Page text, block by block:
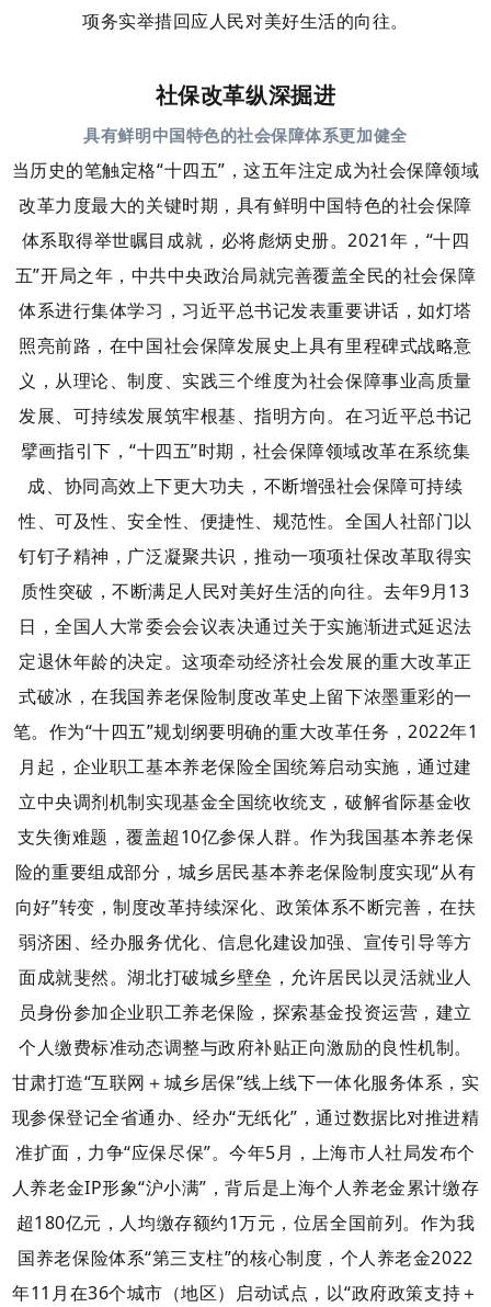
项务实举措回应人民对美好生活的向往。
社保改革纵深掘进
具有鲜明中国特色的社会保障体系更加健全
当历史的笔触定格“十四五”，这五年注定成为社会保障领域
改革力度最大的关键时期，具有鲜明中国特色的社会保障
体系取得举世瞩目成就，必将彪炳史册。2021年，“十四
五”开局之年，中共中央政治局就完善覆盖全民的社会保障
体系进行集体学习，习近平总书记发表重要讲话，如灯塔
照亮前路，在中国社会保障发展史上具有里程碑式战略意
义，从理论、制度、实践三个维度为社会保障事业高质量
发展、可持续发展筑牢根基、指明方向。 在习近平总书记
擘画指引下，“十四五”时期，社会保障领域改革在系统集
成、协同高效上下更大功夫，不断增强社会保障可持续
性、可及性、安全性、便捷性、规范性。全国人社部门以
钉钉子精神，广泛凝聚共识，推动一项项社保改革取得实
质性突破，不断满足人民对美好生活的向往。去年9月13
日，全国人大常委会会议表决通过关于实施渐进式延迟法
定退休年龄的决定。这项牵动经济社会发展的重大改革正
式破冰，在我国养老保险制度改革史上留下浓墨重彩的一
笔。 作为“十四五”规划纲要明确的重大改革任务，2022年1
月起，企业职工基本养老保险全国统筹启动实施，通过建
立中央调剂机制实现基金全国统收统支，破解省际基金收
支失衡难题，覆盖超10亿参保人群。作为我国基本养老保
险的重要组成部分，城乡居民基本养老保险制度实现“从有
向好”转变，制度改革持续深化、政策体系不断完善，在扶
弱济困、经办服务优化、信息化建设加强、宣传引导等方
面成就斐然。湖北打破城乡壁垒，允许居民以灵活就业人
员身份参加企业职工养老保险，探索基金投资运营，建立
个人缴费标准动态调整与政府补贴正向激励的良性机制。
甘肃打造“互联网＋城乡居保”线上线下一体化服务体系，实
现参保登记全省通办、经办“无纸化”，通过数据比对推进精
准扩面，力争“应保尽保”。今年5月，上海市人社局发布个
人养老金IP形象“沪小满”，背后是上海个人养老金累计缴存
超180亿元，人均缴存额约1万元，位居全国前列。 作为我
国养老保险体系“第三支柱”的核心制度，个人养老金2022
年11月在36个城市（地区）启动试点，以“政府政策支持＋